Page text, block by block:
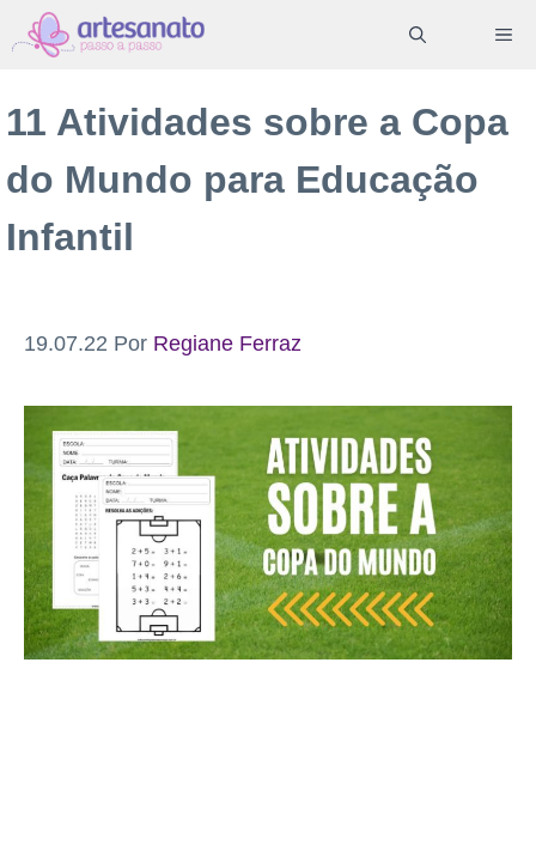
Pular
para
conteúdo
11 Atividades sobre a Copa
do Mundo para Educação
Infantil
19.07.22 Por Regiane Ferraz